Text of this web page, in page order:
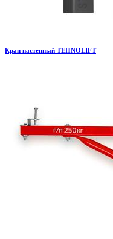
Кран настенный TEHNOLIFT